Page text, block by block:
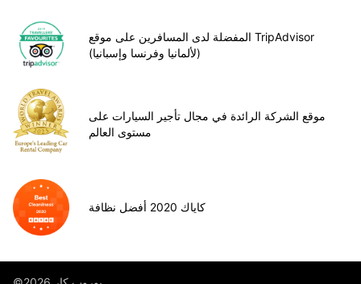
المفضلة لدى المسافرين على موقع TripAdvisor
(لألمانيا وفرنسا وإسبانيا)
موقع الشركة الرائدة في مجال تأجير السيارات على
مستوى العالم
كاياك 2020 أفضل نظافة